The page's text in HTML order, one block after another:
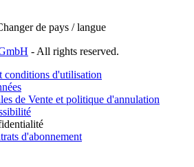
de pays / langue
- All rights reserved.
conditions d'utilisation
de Vente et politique d'annulation
d'abonnement